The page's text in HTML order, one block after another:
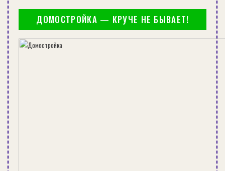
ДОМОСТРОЙКА — КРУЧЕ НЕ БЫВАЕТ!